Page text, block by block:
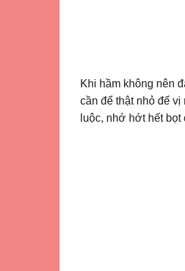
Khi hầm không nên
cần để thật nhỏ để
luộc, nhớ hớt hết